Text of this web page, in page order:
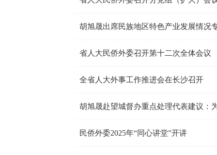
胡旭晟出席民族地区特色产业发展情况
省人大民侨外委召开第十二次全体会议
全省人大外事工作推进会在长沙召开
胡旭晟赴望城督办重点处理代表建议：
民侨外委2025年“同心讲堂”开讲